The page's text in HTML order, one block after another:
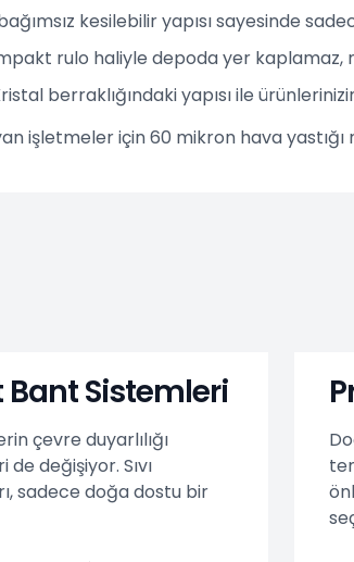
kesilebilir yapısı sayesinde
rulo haliyle depoda yer kaplamaz,
berraklığındaki yapısı ile
işletmeler için 60 mikron hava
Sistemleri
çevre duyarlılığı
değişiyor. Sıvı
sadece doğa dostu bir